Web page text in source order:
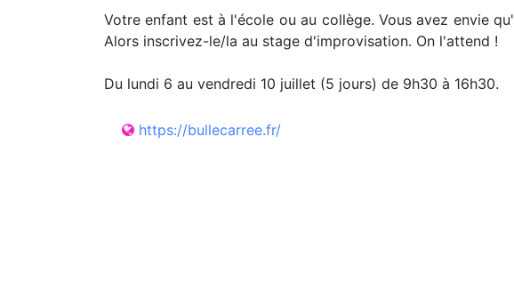
Votre enfant est à l'école ou au collège. Vous avez envie
Alors inscrivez-le/la au stage d'improvisation. On l'attend !
Du lundi 6 au vendredi 10 juillet (5 jours) de 9h30 à 16h30.
https://bullecarree.fr/